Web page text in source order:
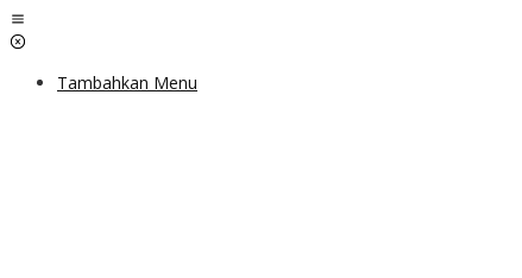
Lewati
ke
Tambahkan Menu